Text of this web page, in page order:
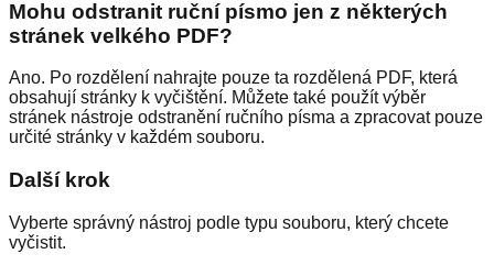
Mohu odstranit ruční písmo jen z některých
stránek velkého PDF?
Ano. Po rozdělení nahrajte pouze ta rozdělená PDF, která
obsahují stránky k vyčištění. Můžete také použít výběr
stránek nástroje odstranění ručního písma a zpracovat pouze
určité stránky v každém souboru.
Další krok
Vyberte správný nástroj podle typu souboru, který chcete
vyčistit.